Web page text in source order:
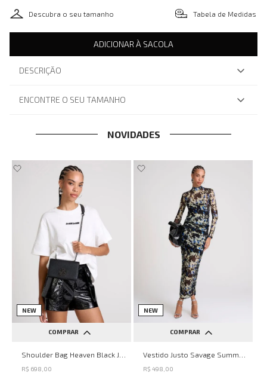
Descubra o seu tamanho Tabela de Medidas
ADICIONAR À SACOLA
DESCRIÇÃO
ENCONTRE O SEU TAMANHO
NOVIDADES
NEW
COMPRAR
UN
R$ 698 00
NEW
COMPRAR
PP P M G
R$ 498 00